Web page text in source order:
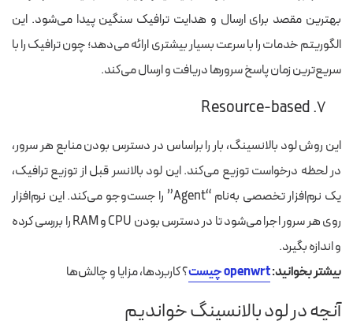
بهترین مقصد برای ارسال و هدایت ترافیک سنگین پیدا می‌شود. این
الگوریتم خدمات را با سرعت بسیار بیشتری ارائه می‌دهد؛ چون ترافیک را با
سریع‌ترین زمان پاسخ سرورها دریافت و ارسال می‌کند.
۷. Resource-based
این روش لود بالانسینگ، بار را براساس در دسترس بودن منابع هر سرور،
در لحظه درخواست توزیع می‌کند. این لود بالانسر قبل از توزیع ترافیک،
یک نرم‌افزار تخصصی به‌نام “Agent” را جست‌وجو می‌کند. این نرم‌افزار
روی هر سرور اجرا می‌شود تا در دسترس بودن CPU و RAM را بررسی کرده
و اندازه بگیرد.
بیشتر بخوانید:openwrt چیست ؟ کاربردها، مزایا و چالش‌ها
آنچه در لود بالانسینگ خواندیم